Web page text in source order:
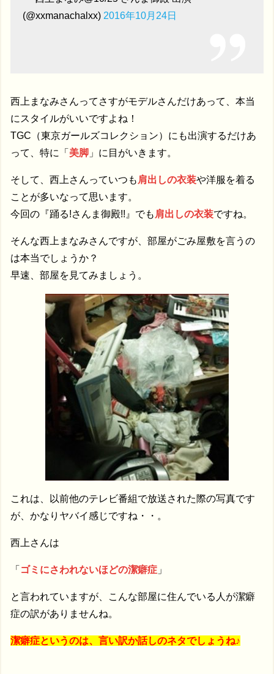
(@xxmanachalxx) 2016年10月24日
西上まなみさんってさすがモデルさんだけあって、本当
にスタイルがいいですよね！
TGC（東京ガールズコレクション）にも出演するだけあ
って、特に「 美脚 」に目がいきます。
そして、西上さんっていつも 肩出しの衣装や洋服を着る
ことが多いなって思います。
今回の『踊る!さんま御殿!!』でも 肩出しの衣装ですね。
そんな西上まなみさんですが、部屋がごみ屋敷を言うの
は本当でしょうか？
早速、部屋を見てみましょう。
これは、以前他のテレビ番組で放送された際の写真です
が、かなりヤバイ感じですね・・。
西上さんは
「 ゴミにさわれないほどの潔癖症 」
と言われていますが、こんな部屋に住んでいる人が潔癖
症の訳がありませんね。
潔癖症というのは、言い訳か話しのネタでしょうね♪